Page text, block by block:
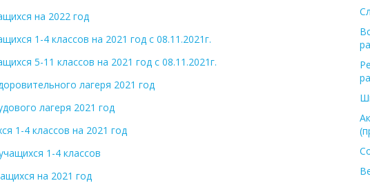
на 2022 год
1-4 классов на 2021 год с 08.11.2021г.
5-11 классов на 2021 год с 08.11.2021г.
лагеря 2021 год
лагеря 2021 год
1-4 классов на 2021 год
1-4 классов
на 2021 год